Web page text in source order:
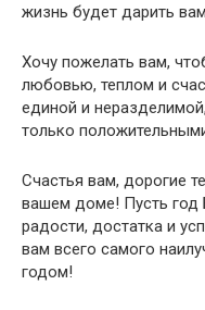
жизнь будет дарить
Хочу пожелать вам,
любовью, теплом и
единой и
только
Счастья вам, дорогие
вашем доме! Пусть год
радости, достатка и
вам всего самого
годом!